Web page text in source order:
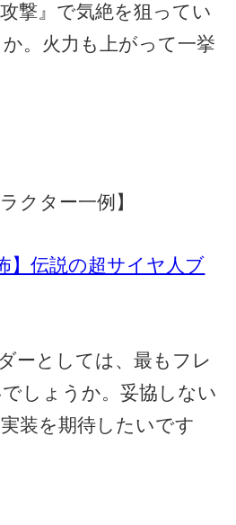
撃』で気絶を狙ってい
。火力も上がって一挙
クター一例】
】伝説の超サイヤ人ブ
ーとしては、最もフレ
しょうか。妥協しない
装を期待したいです